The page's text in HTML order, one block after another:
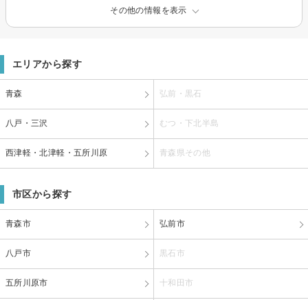
その他の情報を表示
エリアから探す
青森 弘前・黒石
八戸・三沢 むつ・下北半島
西津軽・北津軽・五所川原 青森県その他
市区から探す
青森市 弘前市
八戸市 黒石市
五所川原市 十和田市